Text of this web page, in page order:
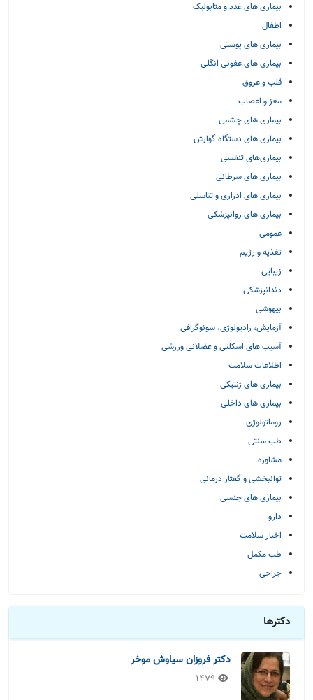
بیماری های غدد و متابولیک
اطفال
بیماری های پوستی
بیماری های عفونی انگلی
قلب و عروق
مغز و اعصاب
بیماری های چشمی
بیماری های دستگاه گوارش
بیماری‌های تنفسی
بیماری های سرطانی
بیماری های ادراری و تناسلی
بیماری های روانپزشکی
عمومی
تغذیه و رژیم
زیبایی
دندانپزشکی
بیهوشی
آزمایش، رادیولوژی، سونوگرافی
آسیب های اسکلتی و عضلانی ورزشی
اطلاعات سلامت
بیماری های ژنتیکی
بیماری های داخلی
روماتولوژی
طب سنتی
مشاوره
توانبخشی و گفتار درمانی
بیماری های جنسی
دارو
اخبار سلامت
طب مکمل
جراحی
دکترها
دکتر فروزان سیاوش موخر
1479